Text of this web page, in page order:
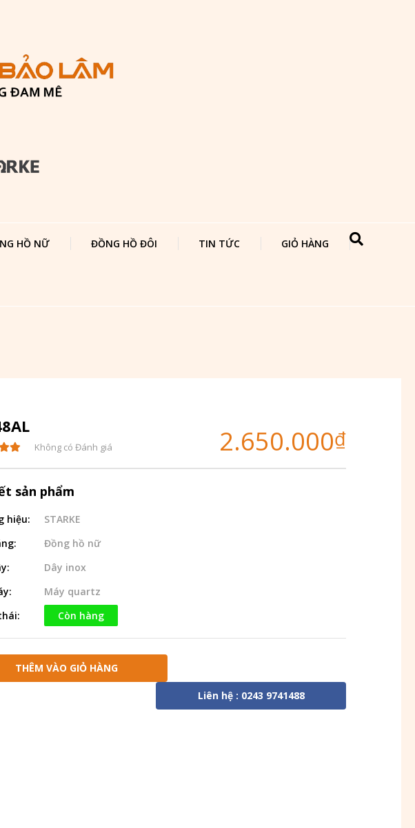
HỒ NỮ ĐỒNG HỒ ĐÔI TIN TỨC GIỎ HÀNG
Không có Đánh giá 2.650.000₫
sản phẩm
hiệu:
STARKE
Đồng hồ nữ
Dây inox
Máy quartz
Còn hàng
THÊM VÀO GIỎ HÀNG
Liên hệ : 0243 9741488